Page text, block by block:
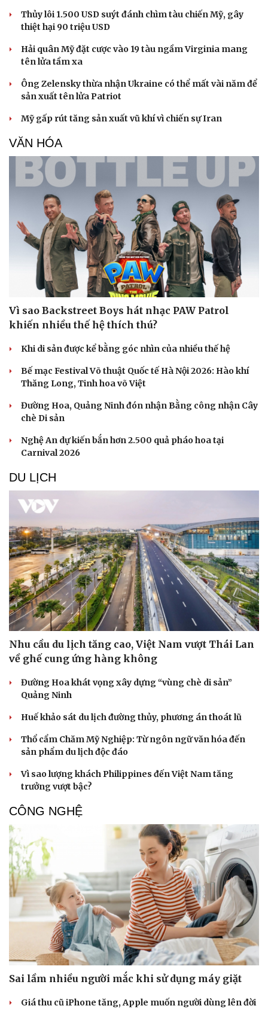
Văn hóa
Sân khấu - Điện ảnh
Văn học
Âm nhạc
Giải trí
Nghệ sĩ
Thời trang
Thủy lôi 1.500 USD suýt đánh chìm tàu chiến Mỹ, gây
thiệt hại 90 triệu USD
Hải quân Mỹ đặt cược vào 19 tàu ngầm Virginia mang
tên lửa tầm xa
Ông Zelensky thừa nhận Ukraine có thể mất vài năm để
sản xuất tên lửa Patriot
Mỹ gấp rút tăng sản xuất vũ khí vì chiến sự Iran
VĂN HÓA
Vì sao Backstreet Boys hát nhạc PAW Patrol
khiến nhiều thế hệ thích thú?
Khi di sản được kể bằng góc nhìn của nhiều thế hệ
Bế mạc Festival Võ thuật Quốc tế Hà Nội 2026: Hào khí
Thăng Long, Tinh hoa võ Việt
Đường Hoa, Quảng Ninh đón nhận Bằng công nhận Cây
chè Di sản
Nghệ An dự kiến bắn hơn 2.500 quả pháo hoa tại
Carnival 2026
DU LỊCH
Nhu cầu du lịch tăng cao, Việt Nam vượt Thái Lan
về ghế cung ứng hàng không
Đường Hoa khát vọng xây dựng “vùng chè di sản”
Quảng Ninh
Huế khảo sát du lịch đường thủy, phương án thoát lũ
Thổ cẩm Chăm Mỹ Nghiệp: Từ ngôn ngữ văn hóa đến
sản phẩm du lịch độc đáo
Vì sao lượng khách Philippines đến Việt Nam tăng
trưởng vượt bậc?
CÔNG NGHỆ
Sai lầm nhiều người mắc khi sử dụng máy giặt
Giá thu cũ iPhone tăng, Apple muốn người dùng lên đời